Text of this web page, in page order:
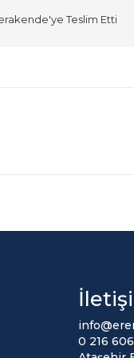
Teslim Etti
0 216